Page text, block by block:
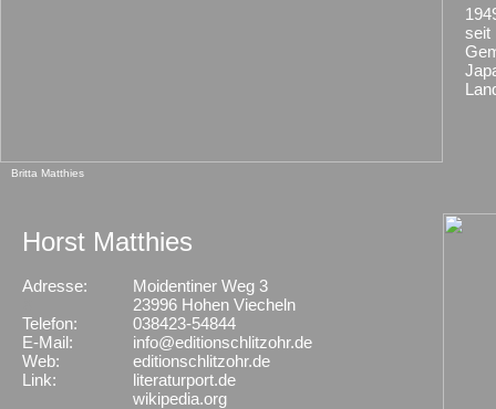
Britta Matthies
Horst Matthies
Adresse:
Telefon:
E-Mail:
Web:
Link:
Moidentiner Weg 3
23996 Hohen Viecheln
038423-54844
info@editionschlitzohr.de
editionschlitzohr.de
literaturport.de
wikipedia.org